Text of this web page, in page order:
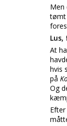
Men
tømt
At
hvis
på
Og